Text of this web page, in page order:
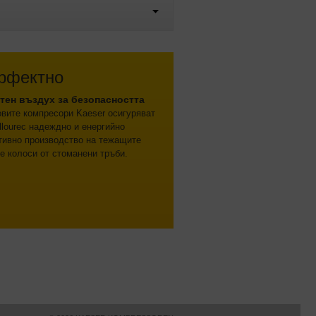
въздух за безопасността
компресори Kaeser осигуряват
надеждно и енергийно
производство на тежащите
колоси от стоманени тръби.